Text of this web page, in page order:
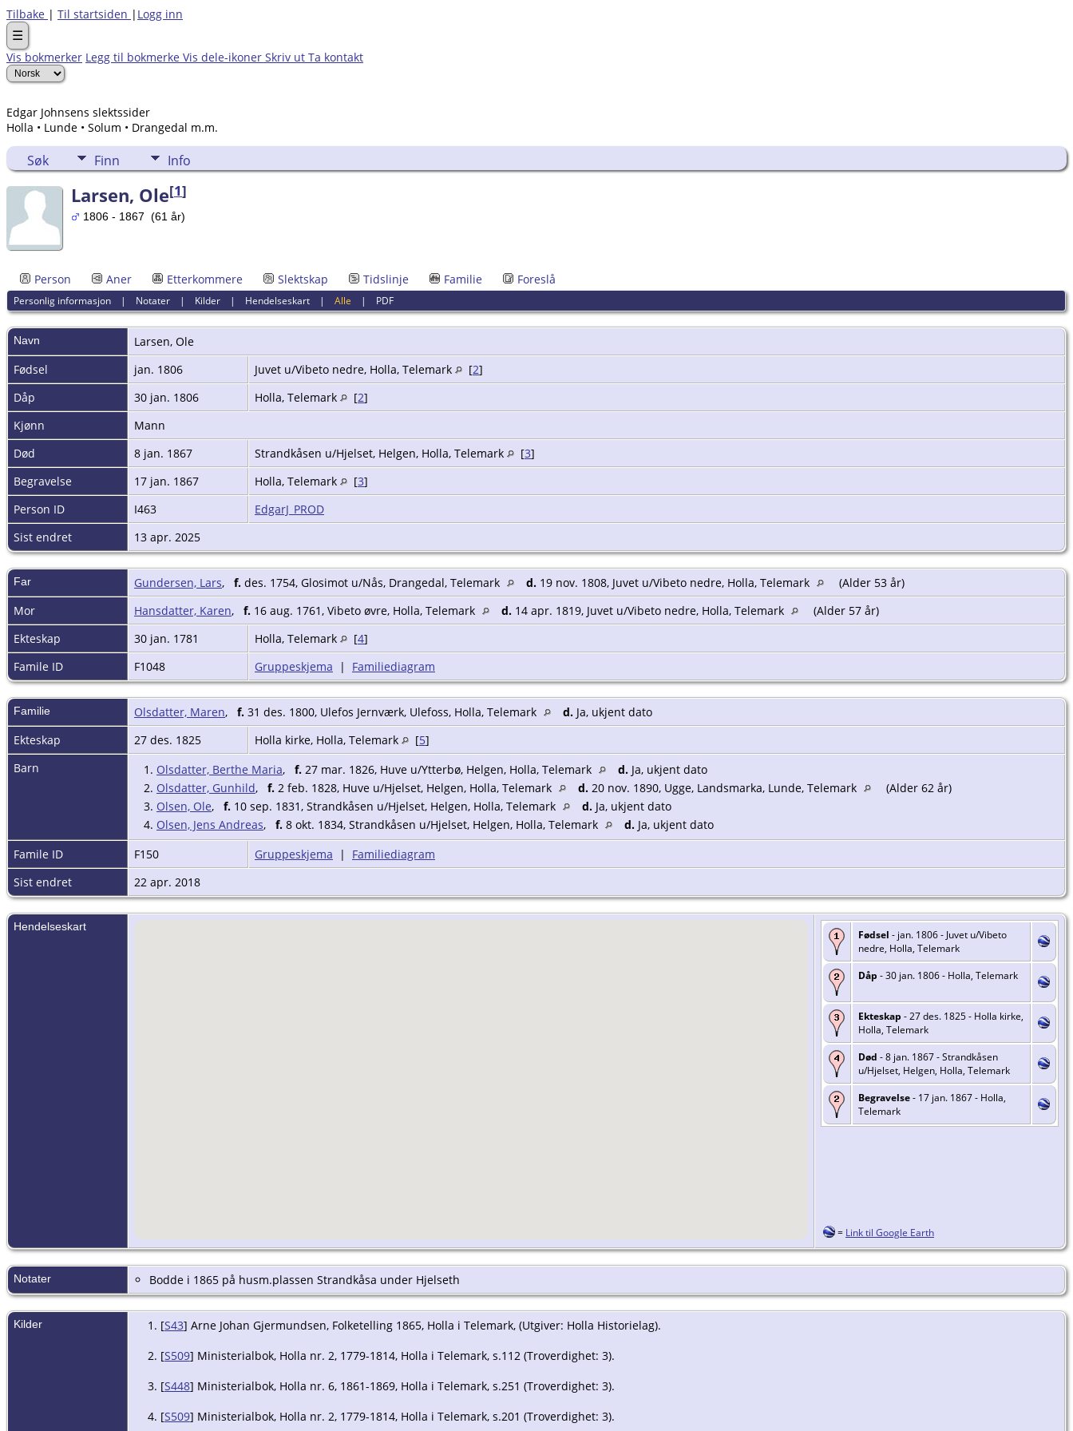
Tilbake | Til startsiden | Logg inn
☰
Vis bokmerker Legg til bokmerke Vis dele-ikoner Skriv ut Ta kontakt
Edgar Johnsens slektssider
Holla • Lunde • Solum • Drangedal m.m.
Søk Finn Info
Larsen, Ole[1]
1806 - 1867 (61 år)
Person Aner Etterkommere Slektskap Tidslinje Familie Foreslå
Personlig informasjon | Notater | Kilder | Hendelseskart |Alle | PDF
Navn Larsen, Ole
Fødsel
jan. 1806 Juvet u/Vibeto nedre, Holla, Telemark [2]
Dåp
30 jan. 1806 Holla, Telemark [2]
Kjønn
Mann
Død
8 jan. 1867 Strandkåsen u/Hjelset, Helgen, Holla, Telemark [3]
Begravelse
17 jan. 1867 Holla, Telemark [3]
Person ID
I463
EdgarJ_PROD
Sist endret
13 apr. 2025
Far Gundersen, Lars, f. des. 1754, Glosimot u/Nås, Drangedal, Telemark d. 19 nov. 1808, Juvet u/Vibeto nedre, Holla, Telemark
(Alder 53 år)
Mor
Hansdatter, Karen, f. 16 aug. 1761, Vibeto øvre, Holla, Telemark d. 14 apr. 1819, Juvet u/Vibeto nedre, Holla, Telemark
(Alder 57 år)
Ekteskap
30 jan. 1781 Holla, Telemark [4]
Famile ID
F1048 Gruppeskjema | Familiediagram
Familie Olsdatter, Maren, f. 31 des. 1800, Ulefos Jernværk, Ulefoss, Holla, Telemark d. Ja, ukjent dato
Ekteskap
27 des. 1825 Holla kirke, Holla, Telemark [5]
Barn
1. Olsdatter, Berthe Maria, f. 27 mar. 1826, Huve u/Ytterbø, Helgen, Holla, Telemark d. Ja, ukjent dato
2. Olsdatter, Gunhild, f. 2 feb. 1828, Huve u/Hjelset, Helgen, Holla, Telemark d. 20 nov. 1890, Ugge, Landsmarka, Lunde, Telemark
(Alder 62 år)
3. Olsen, Ole, f. 10 sep. 1831, Strandkåsen u/Hjelset, Helgen, Holla, Telemark d. Ja, ukjent dato
4. Olsen, Jens Andreas, f. 8 okt. 1834, Strandkåsen u/Hjelset, Helgen, Holla, Telemark d. Ja, ukjent dato
Famile ID
F150 Gruppeskjema | Familiediagram
Sist endret
22 apr. 2018
Hendelseskart
Fødsel - jan. 1806 - Juvet u/Vibeto
nedre, Holla, Telemark
Dåp - 30 jan. 1806 - Holla, Telemark
Ekteskap - 27 des. 1825 - Holla kirke,
Holla, Telemark
Død - 8 jan. 1867 - Strandkåsen
u/Hjelset, Helgen, Holla, Telemark
Begravelse- 17 jan. 1867 - Holla,
Telemark
= Link til Google Earth
Notater Bodde i 1865 på husm.plassen Strandkåsa under Hjelseth
Kilder [S43] Arne Johan Gjermundsen, Folketelling 1865, Holla i Telemark, (Utgiver: Holla Historielag).
[S509] Ministerialbok, Holla nr. 2, 1779-1814, Holla i Telemark, s.112 (Troverdighet: 3).
[S448] Ministerialbok, Holla nr. 6, 1861-1869, Holla i Telemark, s.251 (Troverdighet: 3).
[S509] Ministerialbok, Holla nr. 2, 1779-1814, Holla i Telemark, s.201 (Troverdighet: 3).